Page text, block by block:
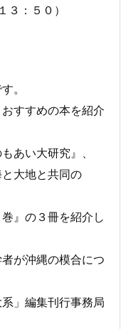
３：５０）
。
すすめの本を紹介
あい大研究』、
大地と共同の
』の３冊を紹介し
が沖縄の模合につ
」編集刊行事務局